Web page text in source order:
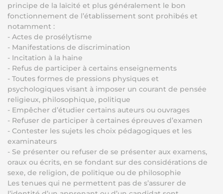
principe de la laïcité et plus généralement le bon
fonctionnement de l’établissement sont prohibés et
notamment :
- Actes de prosélytisme
- Manifestations de discrimination
- Incitation à la haine
- Refus de participer à certains enseignements
- Toutes formes de pressions physiques et
psychologiques visant à imposer un courant de pensée
religieux, philosophique, politique
- Empêcher d’étudier certains auteurs ou ouvrages
- Refuser de participer à certaines épreuves d’examen
- Contester les sujets les choix pédagogiques et les
examinateurs
- Se présenter ou refuser de se présenter aux examens,
oraux ou écrits, en se fondant sur des considérations de
sexe, de religion, de politique ou de philosophie
Les tenues qui ne permettent pas de s’assurer de